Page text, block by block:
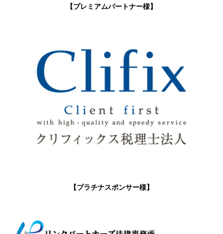
【プレミアムパートナー様】
【プラチナスポンサー様】